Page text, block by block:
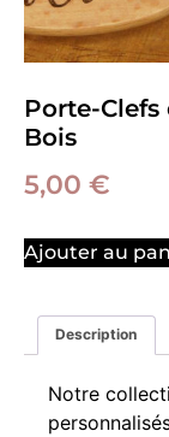
Description
Notre
Porte-Clefs
Bois
5,00 €
Ajouter au